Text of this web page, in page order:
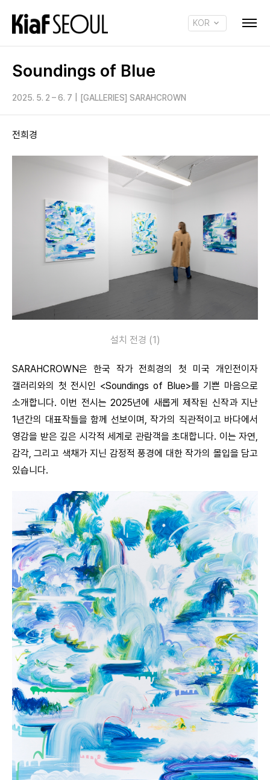
KOR
Soundings of Blue
2025. 5. 2 – 6. 7 [GALLERIES] SARAHCROWN
전희경
설치 전경 (1)
SARAHCROWN은 한국 작가 전희경의 첫 미국 개인전이자
갤러리와의 첫 전시인 <Soundings of Blue>를 기쁜 마음으로
소개합니다. 이번 전시는 2025년에 새롭게 제작된 신작과 지난
1년간의 대표작들을 함께 선보이며, 작가의 직관적이고 바다에서
영감을 받은 깊은 시각적 세계로 관람객을 초대합니다. 이는 자연,
감각, 그리고 색채가 지닌 감정적 풍경에 대한 작가의 몰입을 담고
있습니다.